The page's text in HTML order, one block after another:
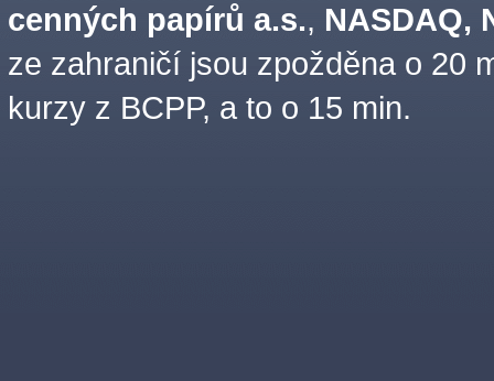
cenných papírů a.s., NASDAQ,
ze zahraničí jsou zpožděna o 20
kurzy z BCPP, a to o 15 min.